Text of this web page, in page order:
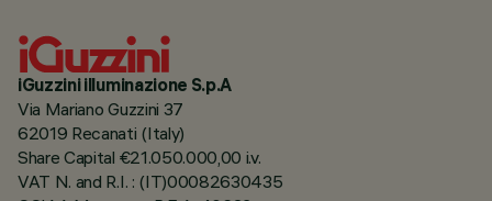
iGuzzini illuminazione S.p.A
Via Mariano Guzzini 37
62019 Recanati (Italy)
Share Capital €21.050.000,00 i.v.
VAT N. and R.I. : (IT)00082630435